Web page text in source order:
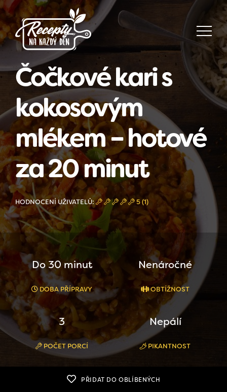
Čočkové kari s
kokosovým
mlékem – hotové
za 20 minut
HODNOCENÍ UŽIVATELŮ: 5 (1)
Do 30 minut
DOBA PŘÍPRAVY
Nenáročné
OBTÍŽNOST
3
POČET PORCÍ
Nepálí
PIKANTNOST
PŘIDAT DO OBLÍBENÝCH